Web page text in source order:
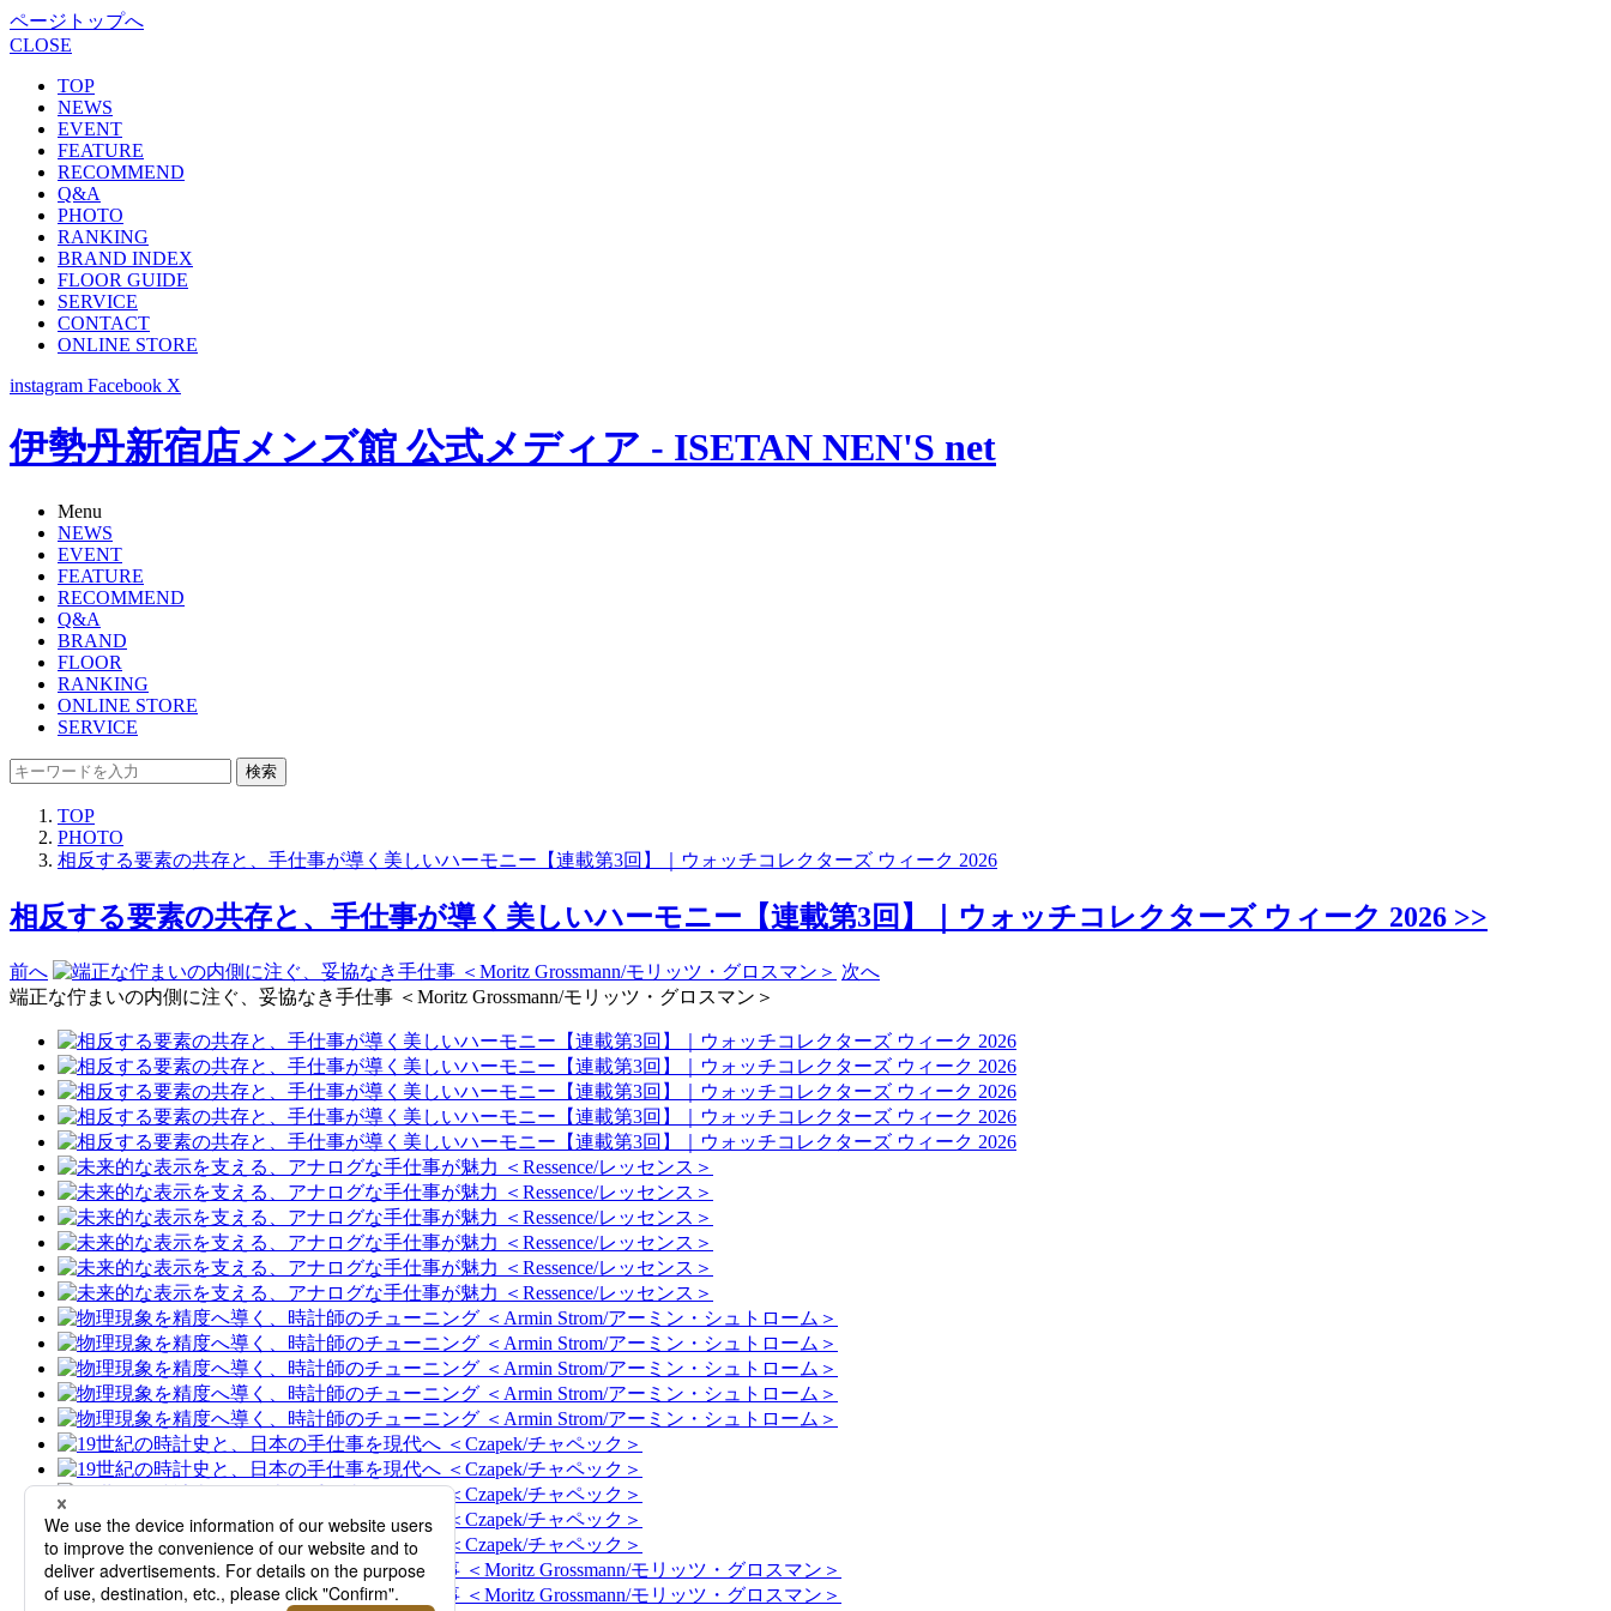
ページトップへ
CLOSE
TOP
NEWS
EVENT
FEATURE
RECOMMEND
Q&A
PHOTO
RANKING
BRAND INDEX
FLOOR GUIDE
SERVICE
CONTACT
ONLINE STORE
instagram Facebook X
伊勢丹新宿店メンズ館 公式メディア - ISETAN NEN'S net
Menu
NEWS
EVENT
FEATURE
RECOMMEND
Q&A
BRAND
FLOOR
RANKING
ONLINE STORE
SERVICE
検索
TOP
PHOTO
相反する要素の共存と、手仕事が導く美しいハーモニー【連載第3回】｜ウォッチコレクターズ ウィーク 2026
相反する要素の共存と、手仕事が導く美しいハーモニー【連載第3回】｜ウォッチコレクターズ ウィーク 2026 >>
前へ
次へ
端正な佇まいの内側に注ぐ、妥協なき手仕事 ＜Moritz Grossmann/モリッツ・グロスマン＞